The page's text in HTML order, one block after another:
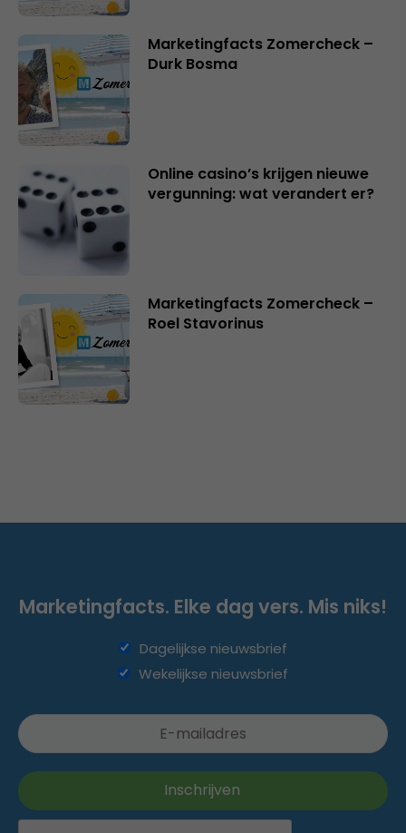
Marketingfacts Zomercheck –
Durk Bosma
Online casino’s krijgen nieuwe
vergunning: wat verandert er?
Marketingfacts Zomercheck –
Roel Stavorinus
Marketingfacts. Elke dag vers. Mis niks!
Dagelijkse nieuwsbrief
Wekelijkse nieuwsbrief